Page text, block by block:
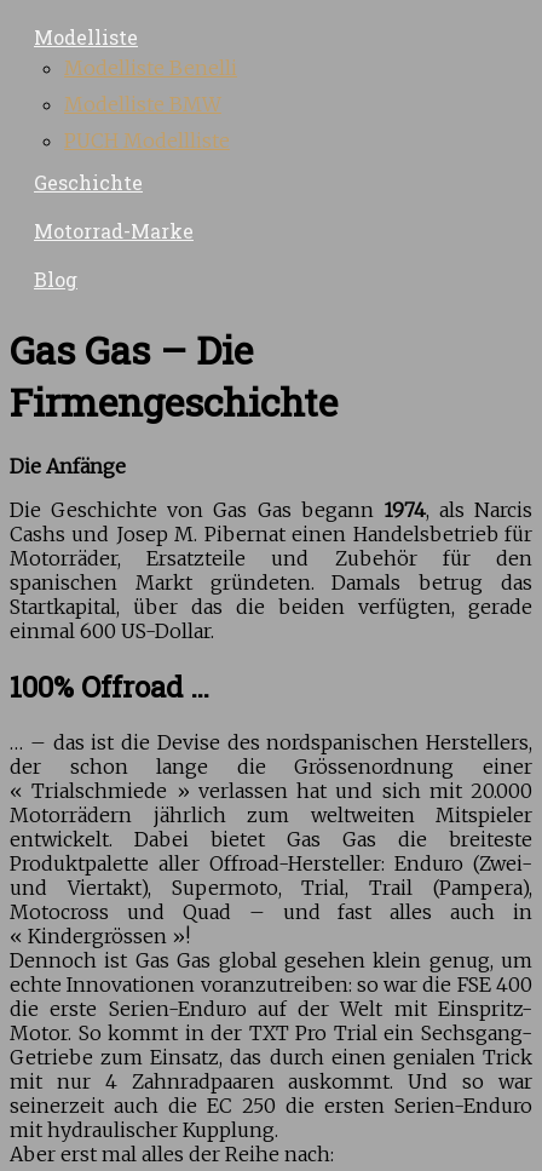
Modelliste
Modelliste Benelli
Modelliste BMW
PUCH Modellliste
Geschichte
Motorrad-Marke
Blog
Gas Gas – Die
Firmengeschichte
Die Anfänge
Die Geschichte von Gas Gas begann 1974, als Narcis
Cashs und Josep M. Pibernat einen Handelsbetrieb für
Motorräder, Ersatzteile und Zubehör für den
spanischen Markt gründeten. Damals betrug das
Startkapital, über das die beiden verfügten, gerade
einmal 600 US-Dollar.
100% Offroad …
… – das ist die Devise des nordspanischen Herstellers,
der schon lange die Grössenordnung einer
« Trialschmiede » verlassen hat und sich mit 20.000
Motorrädern jährlich zum weltweiten Mitspieler
entwickelt. Dabei bietet Gas Gas die breiteste
Produktpalette aller Offroad-Hersteller: Enduro (Zwei-
und Viertakt), Supermoto, Trial, Trail (Pampera),
Motocross und Quad – und fast alles auch in
« Kindergrössen »!
Dennoch ist Gas Gas global gesehen klein genug, um
echte Innovationen voranzutreiben: so war die FSE 400
die erste Serien-Enduro auf der Welt mit Einspritz-
Motor. So kommt in der TXT Pro Trial ein Sechsgang-
Getriebe zum Einsatz, das durch einen genialen Trick
mit nur 4 Zahnradpaaren auskommt. Und so war
seinerzeit auch die EC 250 die ersten Serien-Enduro
mit hydraulischer Kupplung.
Aber erst mal alles der Reihe nach: